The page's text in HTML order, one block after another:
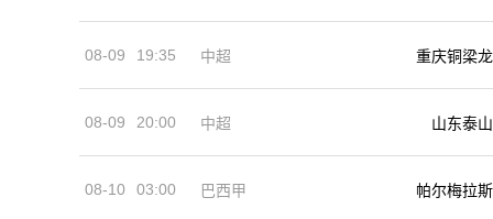
08-09 19:35 中超 重庆铜梁龙
08-09 20:00 中超 山东泰山
08-10 03:00 巴西甲 帕尔梅拉斯